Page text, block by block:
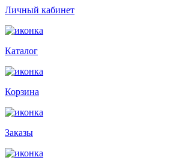
Личный кабинет
Каталог
Корзина
Заказы